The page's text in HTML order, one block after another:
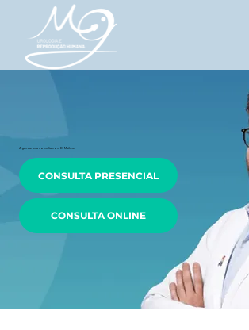
Agendar uma consulta com Dr Matheus
CONSULTA PRESENCIAL
CONSULTA ONLINE